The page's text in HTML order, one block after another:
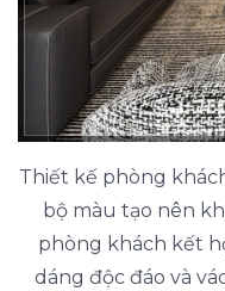
Thiết kế phòng
bộ màu tạo nên
phòng khách kết
dáng độc đáo và